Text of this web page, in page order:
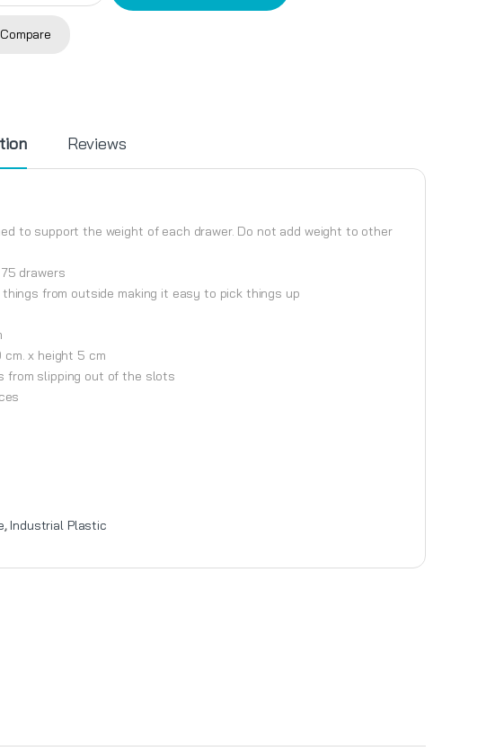
Compare
Reviews
to support the weight of each drawer. Do not add weight to other
drawers
from outside making it easy to pick things up
cm. x height 5 cm
from slipping out of the slots
, Industrial Plastic